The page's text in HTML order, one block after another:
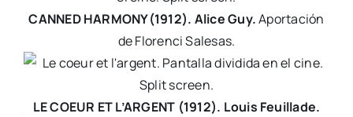
CANNED HARMONY(1912). Alice Guy.Aportación
de Florenci Salesas.
LE COEUR ET L’ARGENT (1912). Louis Feuillade.